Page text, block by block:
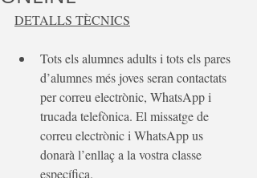
DETALLS TÈCNICS
Tots els alumnes adults i tots els pares
d’alumnes més joves seran contactats
per correu electrònic, WhatsApp i
trucada telefònica. El missatge de
correu electrònic i WhatsApp us
donarà l’enllaç a la vostra classe
específica.